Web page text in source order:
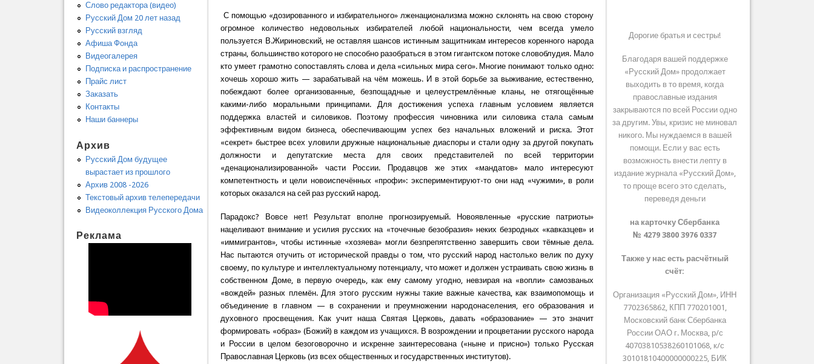
С помощью «дозированного и избирательного» лженационализма можно склонять на свою сторону
огромное количество недовольных избирателей любой национальности, чем всегда умело
пользуется В.Жириновский, не оставляя шансов истинным защитникам интересов коренного народа
страны, большинство которого не способно разобраться в этом гигантском потоке словоблудия. Мало
кто умеет грамотно сопоставлять слова и дела «сильных мира сего». Многие понимают только одно:
хочешь хорошо жить — зарабатывай на чём можешь. И в этой борьбе за выживание, естественно,
побеждают более организованные, безпощадные и целеустремлённые кланы, не отягощённые
какими-либо моральными принципами. Для достижения успеха главным условием является
поддержка властей и силовиков. Поэтому профессия чиновника или силовика стала самым
эффективным видом бизнеса, обеспечивающим успех без начальных вложений и риска. Этот
«секрет» быстрее всех уловили дружные национальные диаспоры и стали одну за другой покупать
должности и депутатские места для своих представителей по всей территории
«денационализированной» части России. Продавцов же этих «мандатов» мало интересуют
компетентность и цели новоиспечённых «профи»: экспериментируют-то они над «чужими», в роли
которых оказался на сей раз русский народ.
Парадокс? Вовсе нет! Результат вполне прогнозируемый. Новоявленные «русские патриоты»
нацеливают внимание и усилия русских на «точечные безобразия» неких безродных «кавказцев» и
«иммигрантов», чтобы истинные «хозяева» могли безпрепятственно завершить свои тёмные дела.
Нас пытаются отучить от исторической правды о том, что русский народ настолько велик по духу
своему, по культуре и интеллектуальному потенциалу, что может и должен устраивать свою жизнь в
собственном Доме, в первую очередь, как ему самому угодно, невзирая на «вопли» самозваных
«вождей» разных племён. Для этого русским нужны такие важные качества, как взаимопомощь и
объединение в главном — в сохранении и преумножении народонаселения, его образования и
духовного просвещения. Как учит наша Святая Церковь, давать «образование» — это значит
формировать «образ» (Божий) в каждом из учащихся. В возрождении и процветании русского народа
и России в целом безоговорочно и искренне заинтересована («ныне и присно») только Русская
Православная Церковь (из всех общественных и государственных институтов).
Слово редактора (видео)
Русский Дом 20 лет назад
Русский взгляд
Афиша Фонда
Видеогалерея
Подписка и распространение
Прайс лист
Заказать
Контакты
Наши баннеры
Архив
Русский Дом будущее
вырастает из прошлого
Архив 2008 -2026
Текстовый архив телепередачи
Видеоколлекция Русского Дома
Реклама
Дорогие братья и сестры!
Благодаря вашей поддержке
«Русский Дом» продолжает
выходить в то время, когда
православные издания
закрываются по всей России одно
за другим. Увы, кризис не миновал
никого. Мы нуждаемся в вашей
помощи. Если у вас есть
возможность внести лепту в
издание журнала «Русский Дом»,
то проще всего это сделать,
переведя деньги
на карточку Сбербанка
№ 4279 3800 3976 0337
Также у нас есть расчётный
счёт:
Организация «Русский Дом», ИНН
7702365862, КПП 770201001,
Московский банк Сбербанка
России ОАО г. Москва, р/с
40703810538260101068, к/с
30101810400000000225, БИК